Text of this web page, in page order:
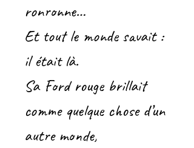
ronronne…
Et tout le monde savait :
il était là.
Sa Ford rouge brillait
comme quelque chose d’un
autre monde,